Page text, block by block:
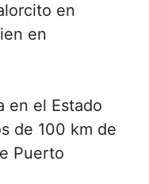
en
en
en el Estado
de 100 km de
Puerto